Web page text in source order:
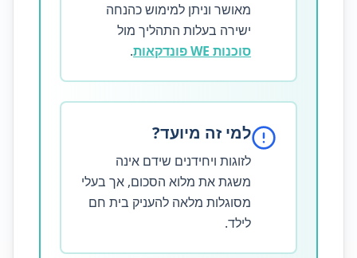
מאושר וניתן למימוש כהנחה
ישירה בעלות התהליך מול
סוכנות WE פונדקאות
.
למי זה מיועד?
לזוגות ויחידנים שידם אינה
משגת את מלוא הסכום, אך בעלי
מסוגלות מלאה להעניק בית חם
לילד.